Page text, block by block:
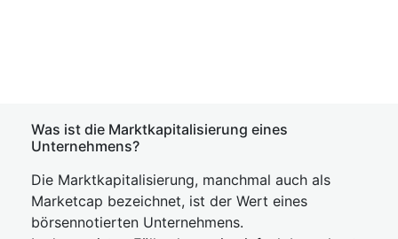
Was ist die Marktkapitalisierung eines
Unternehmens?
Die Marktkapitalisierung, manchmal auch als
Marketcap bezeichnet, ist der Wert eines
börsennotierten Unternehmens.